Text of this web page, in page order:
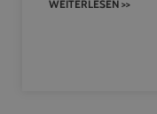
WEITERLESEN >>